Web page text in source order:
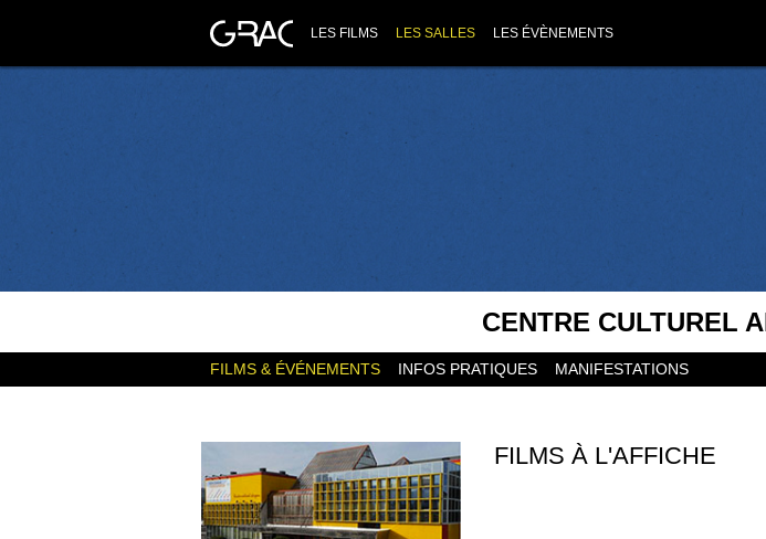
LES FILMS LES SALLES LES ÉVÈNEMENTS
CENTRE CULTUREL
FILMS & ÉVÉNEMENTS INFOS PRATIQUES MANIFESTATIONS
FILMS À L'AFFICHE